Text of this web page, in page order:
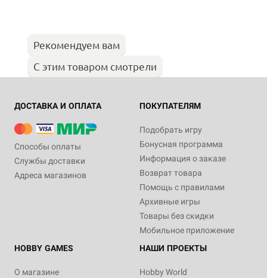
Рекомендуем вам
С этим товаром смотрели
ДОСТАВКА И ОПЛАТА
Способы оплаты
Службы доставки
Адреса магазинов
ПОКУПАТЕЛЯМ
Подобрать игру
Бонусная программа
Информация о заказе
Возврат товара
Помощь с правилами
Архивные игры
Товары без скидки
Мобильное приложение
HOBBY GAMES
О магазине
НАШИ ПРОЕКТЫ
Hobby World